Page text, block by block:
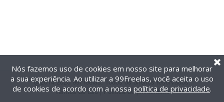
@2014-2026 99Freelas. Todos os direitos reservados.
Termos de uso| Política de privacidade
Nós fazemos uso de cookies em nosso site para melhorar
a sua experiência. Ao utilizar a 99Freelas, você aceita o uso
de cookies de acordo com a nossa política de privacidade.